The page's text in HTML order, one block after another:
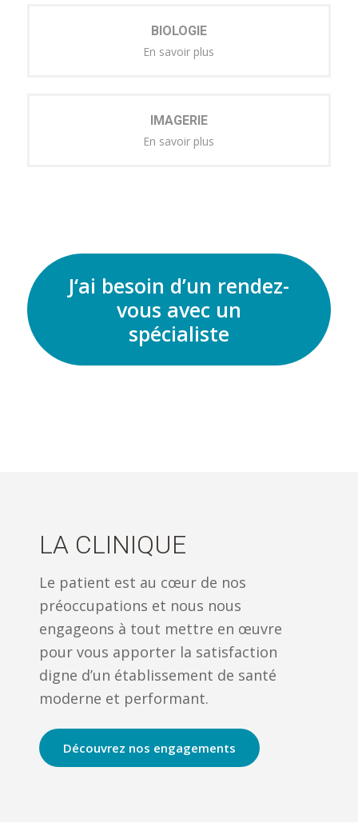
BIOLOGIE
En savoir plus
IMAGERIE
En savoir plus
J‘ai besoin d’un rendez-
vous avec un
spécialiste
LA CLINIQUE
Le patient est au cœur de nos
préoccupations et nous nous
engageons à tout mettre en œuvre
pour vous apporter la satisfaction
digne d’un établissement de santé
moderne et performant.
Découvrez nos engagements